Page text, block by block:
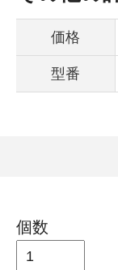
価格
型番
個数